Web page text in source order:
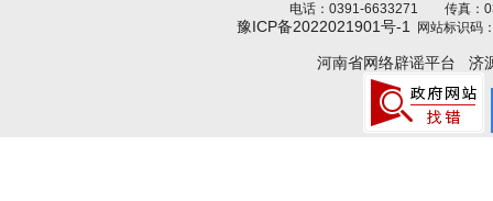
电话：0391-6633271 传真：
豫ICP备2022021901号-1 网站标识码
河南省网络辟谣平台 济